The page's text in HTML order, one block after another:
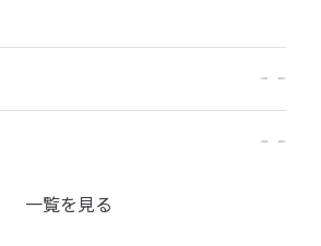
一覧を見る